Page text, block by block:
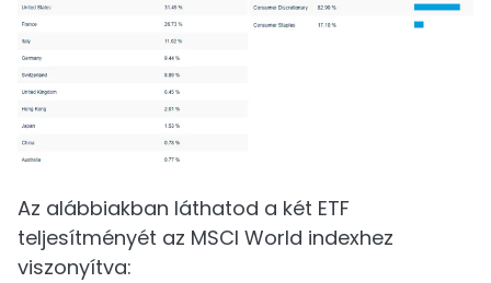
Az alábbiakban láthatod a két ETF
teljesítményét az MSCI World indexhez
viszonyítva: